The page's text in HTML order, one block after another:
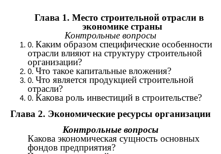
Глава 1. Место строительной отрасли в
экономике страны
Контрольные вопросы
Каким образом специфические особенности
отрасли влияют на структуру строительной
организации?
Что такое капитальные вложения?
Что является продукцией строительной
отрасли?
Какова роль инвестиций в строительстве?
Глава 2. Экономические ресурсы организации
Контрольные вопросы
Какова экономическая сущность основных
фондов предприятия?